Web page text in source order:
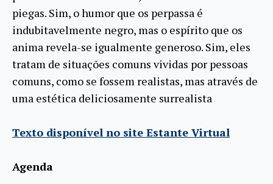
piegas. Sim, o humor que os perpassa é
indubitavelmente negro, mas o espírito que os
anima revela-se igualmente generoso. Sim, eles
tratam de situações comuns vividas por pessoas
comuns, como se fossem realistas, mas através de
uma estética deliciosamente surrealista
Texto disponível no site Estante Virtual
Agenda